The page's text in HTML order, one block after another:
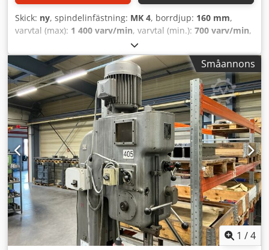
Skick: ny, spindelinfästning: MK 4, borrdjup: 160 mm,
varvtal (max): 1 400 varv/min, varvtal (min.): 700 varv/min,
, total längd:
2 120 mm, Utrustning:dokumentation / manual,
Borrdiameter i ST 60: Ø40 mm Spindelmontering: MK-4
Cedezqugwspfx Ad Soha Borrdjup: 160 mm Bordets yta:
590 x 450 mm Minsta spindelhastighet: 700 varv/min
Maximal spindelhastighet: 1400 varv/min Längd: 1096 mm
Bredd: 637 mm Höjd: 2120 mm Vikt: 470 kg Om du har
några frågor om maskinen eller vill boka en tid för att
besöka oss, kontakta oss gärna per telefon eller e-post. Du
är välkommen att titta på våra andra annonser för att få en
fullständig överblick över vårt lager.
Småannons
1 /4